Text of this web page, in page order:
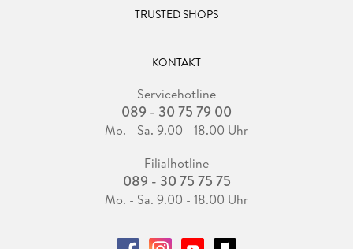
TRUSTED SHOPS
KONTAKT
Servicehotline
089 - 30 75 79 00
Mo. - Sa. 9.00 - 18.00 Uhr
Filialhotline
089 - 30 75 75 75
Mo. - Sa. 9.00 - 18.00 Uhr